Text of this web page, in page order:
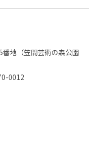
地（笠間芸術の森公園
0012